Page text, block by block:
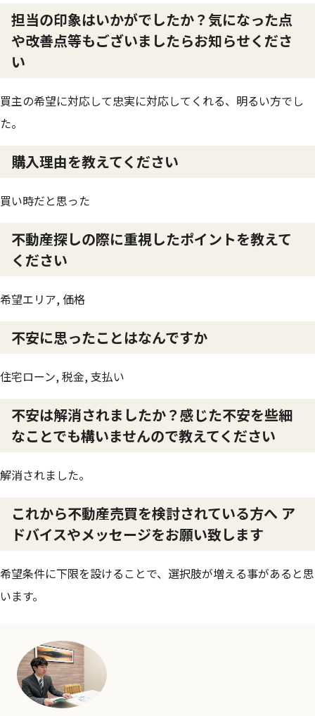
担当の印象はいかがでしたか？気になった点
や改善点等もございましたらお知らせくださ
い
買主の希望に対応して忠実に対応してくれる、明るい方でし
た。
購入理由を教えてください
買い時だと思った
不動産探しの際に重視したポイントを教えて
ください
希望エリア, 価格
不安に思ったことはなんですか
住宅ローン, 税金, 支払い
不安は解消されましたか？感じた不安を些細
なことでも構いませんので教えてください
解消されました。
これから不動産売買を検討されている方へ ア
ドバイスやメッセージをお願い致します
希望条件に下限を設けることで、選択肢が増える事があると思
います。